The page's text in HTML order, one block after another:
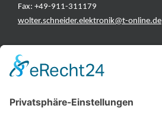
Fax: +49-911-311179
wolter.schneider.elektronik@t-online.de
INFORMATIONEN